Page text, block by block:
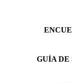
GUÍA DE